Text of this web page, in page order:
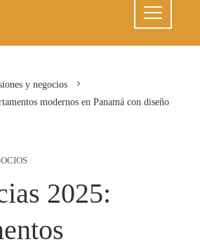
y negocios
modernos en Panamá con diseño
2025: